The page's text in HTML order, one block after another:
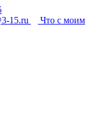
15.ru
Что с моим